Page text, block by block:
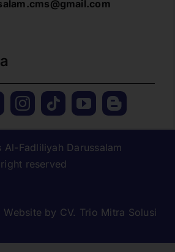
Al-Fadliliyah Darussalam
reserved
Website by CV. Trio Mitra Solusi